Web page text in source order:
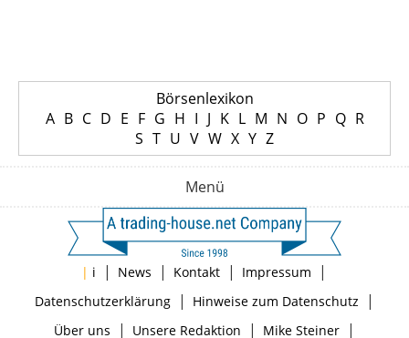
Börsenlexikon
A B C D E F G H I J K L M N O P Q R
S T U V W X Y Z
Menü
| i | News | Kontakt | Impressum |
Datenschutzerklärung| Hinweise zum Datenschutz |
Über uns | Unsere Redaktion | Mike Steiner|